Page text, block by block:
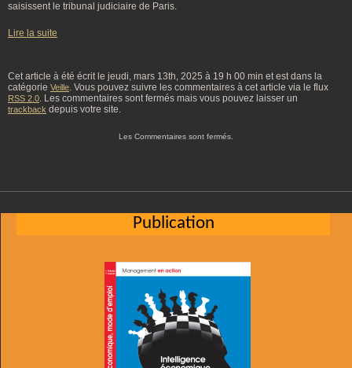
saisissent le tribunal judiciaire de Paris.
Lire la suite
Cet article à été écrit le jeudi, mars 13th, 2025 à 19 h 00 min et est dans la
catégorie Veille. Vous pouvez suivre les commentaires à cet article via le flux
RSS 2.0. Les commentaires sont fermés mais vous pouvez laisser un
trackback depuis votre site.
Les Commentaires sont fermés.
Publication